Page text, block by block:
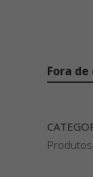
Fora
Produtos